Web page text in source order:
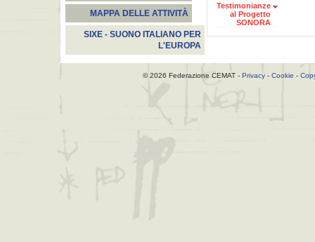
MAPPA DELLE ATTIVITÀ
SIXE - SUONO ITALIANO PER
L'EUROPA
Testimonianze
al Progetto
SONORA
© 2026 Federazione CEMAT - Privacy - Cookie -